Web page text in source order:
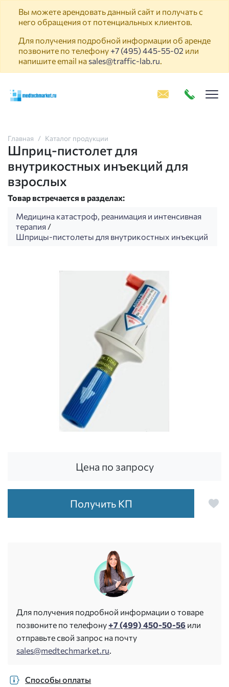
Вы можете арендовать данный сайт и получать с
него обращения от потенциальных клиентов.
Для получения подробной информации об аренде
позвоните по телефону +7 (495) 445-55-02 или
напишите email на sales@traffic-lab.ru.
Главная Каталог продукции
Шприц-пистолет для
внутрикостных инъекций для
взрослых
Товар встречается в разделах:
Медицина катастроф, реанимация и интенсивная
терапия /
Шприцы-пистолеты для внутрикостных инъекций
Цена по запросу
Получить КП
Для получения подробной информации о товаре
позвоните по телефону+7 (499) 450-50-56 или
отправьте свой запрос на почту
sales@medtechmarket.ru
Способы оплаты